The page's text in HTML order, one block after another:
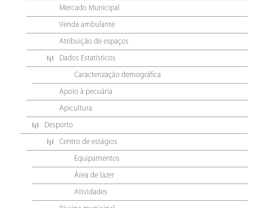
Mercado Municipal
Venda ambulante
Atribuição de espaços
Dados Estatísticos
Caracterização demográfica
Apoio à pecuária
Apicultura
Desporto
Centro de estágios
Equipamentos
Área de lazer
Atividades